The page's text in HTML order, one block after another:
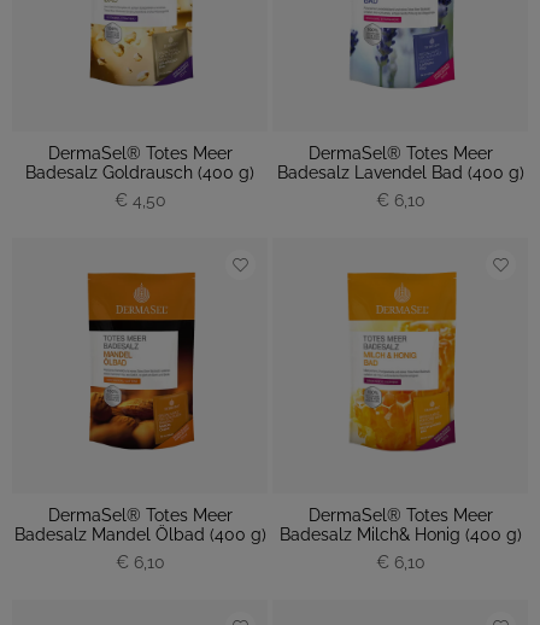
DermaSel® Totes Meer
Badesalz Goldrausch (400 g)
€ 4,50
DermaSel® Totes Meer
Badesalz Lavendel Bad (400 g)
€ 6,10
DermaSel® Totes Meer
Badesalz Mandel Ölbad (400 g)
€ 6,10
DermaSel® Totes Meer
Badesalz Milch& Honig (400 g)
€ 6,10